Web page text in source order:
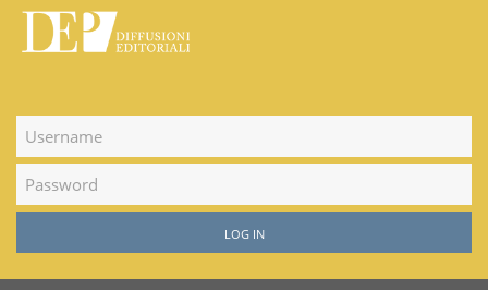
LOG IN